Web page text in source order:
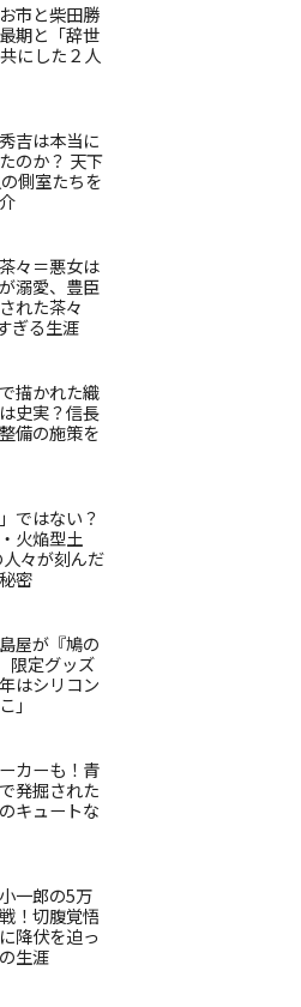
市と柴田勝
期と「辞世
にした２人
吉は本当に
のか？ 天下
側室たちを
々＝悪女は
溺愛、豊臣
れた茶々
ぎる生涯
描かれた織
史実？信長
備の施策を
ではない？
火焔型土
々が刻んだ
密
屋が『鳩の
限定グッズ
はシリコン
」
カーも！青
発掘された
キュートな
一郎の5万
！切腹覚悟
降伏を迫っ
生涯